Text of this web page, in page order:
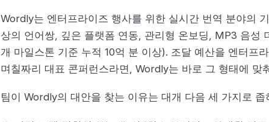
Wordly는 엔터프라이즈 행사를 위한 실시간 번역 분야의
상의 언어쌍, 깊은 플랫폼 연동, 관리형 온보딩, MP3 음성
개 마일스톤 기준 누적 10억 분 이상). 조달 예산을 엔터프
며칠짜리 대표 콘퍼런스라면, Wordly는 바로 그 형태에 맞
팀이 Wordly의 대안을 찾는 이유는 대개 다음 세 가지로 좁